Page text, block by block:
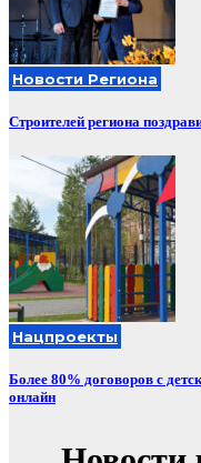
Новости Региона
Строителей региона
Нацпроекты
Более 80% договоров с
онлайн